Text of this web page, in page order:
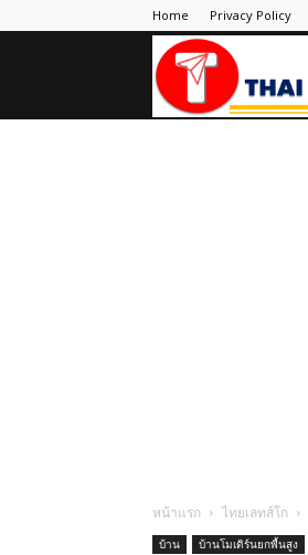
Home Privacy Policy
หน้าแรก ไทยเลทส์โก
บ้าน บ้านโมเดิร์นยกพื้นสูง